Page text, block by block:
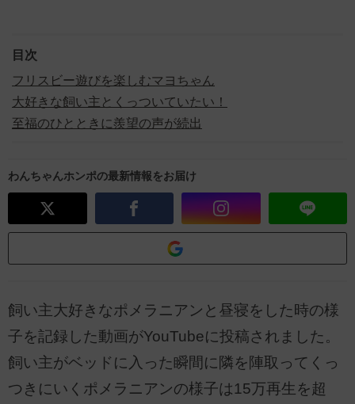
目次
フリスビー遊びを楽しむマヨちゃん
大好きな飼い主とくっついていたい！
至福のひとときに羨望の声が続出
わんちゃんホンポの最新情報をお届け
飼い主大好きなポメラニアンと昼寝をした時の様
子を記録した動画がYouTubeに投稿されました。
飼い主がベッドに入った瞬間に隣を陣取ってくっ
つきにいくポメラニアンの様子は15万再生を超